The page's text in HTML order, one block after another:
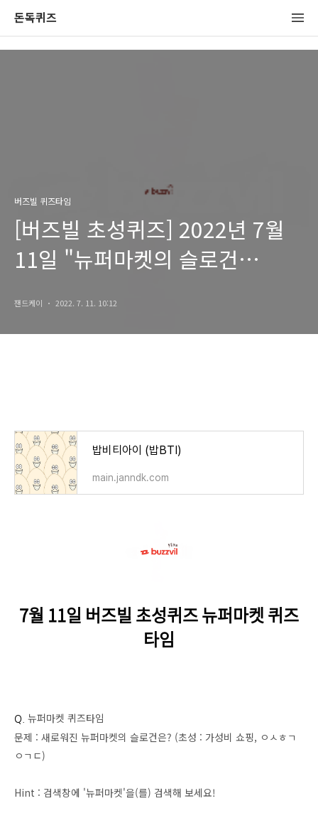
돈독퀴즈
버즈빌 퀴즈타임
[버즈빌 초성퀴즈] 2022년 7월
11일 "뉴퍼마켓의 슬로건
잰드케이 2022. 7. 11. 10:12
밥비티아이 (밥BTI)
main.janndk.com
7월 11일 버즈빌 초성퀴즈 뉴퍼마켓 퀴즈
타임
Q. 뉴퍼마켓 퀴즈타임
문제 : 새로워진 뉴퍼마켓의 슬로건은? (초성 : 가성비 쇼핑, ㅇㅅㅎㄱ
ㅇㄱㄷ)
Hint : 검색창에 '뉴퍼마켓'을(를) 검색해 보세요!